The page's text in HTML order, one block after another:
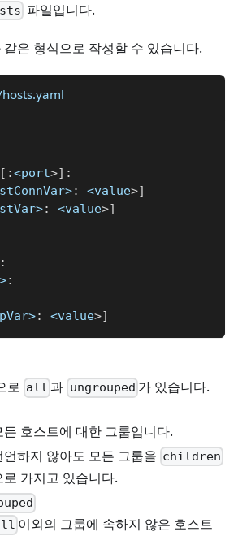
파일입니다.
은 형식으로 작성할 수 있습니다.
[ :<port>] :
: <value>]
: <value>]
:
:
: <value>]
로 all 과 ungrouped 가 있습니다.
든 호스트에 대한 그룹입니다.
언하지 않아도 모든 그룹을 children
로 가지고 있습니다.
이외의 그룹에 속하지 않은 호스트